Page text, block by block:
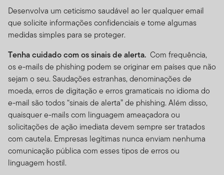
Desenvolva um ceticismo saudável ao ler qualquer email
que solicite informações confidenciais e tome algumas
medidas simples para se proteger.
Tenha cuidado com os sinais de alerta. Com frequência,
os e-mails de phishing podem se originar em países que não
sejam o seu. Saudações estranhas, denominações de
moeda, erros de digitação e erros gramaticais no idioma do
e-mail são todos “sinais de alerta” de phishing. Além disso,
quaisquer e-mails com linguagem ameaçadora ou
solicitações de ação imediata devem sempre ser tratados
com cautela. Empresas legítimas nunca enviam nenhuma
comunicação pública com esses tipos de erros ou
linguagem hostil.